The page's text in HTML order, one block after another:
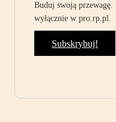
Buduj swoją
wyłącznie w pro.rp.pl.
Subskrybuj!